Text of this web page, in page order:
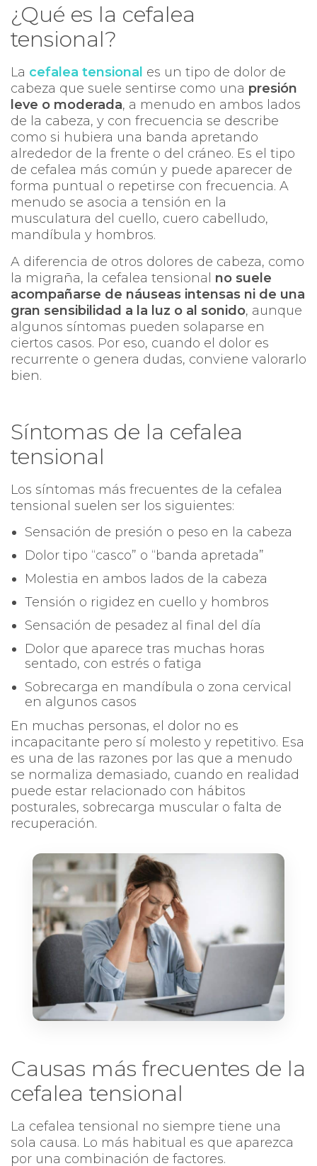
¿Qué es la cefalea
tensional?
La cefalea tensional es un tipo de dolor de
cabeza que suele sentirse como una presión
leve o moderada, a menudo en ambos lados
de la cabeza, y con frecuencia se describe
como si hubiera una banda apretando
alrededor de la frente o del cráneo. Es el tipo
de cefalea más común y puede aparecer de
forma puntual o repetirse con frecuencia. A
menudo se asocia a tensión en la
musculatura del cuello, cuero cabelludo,
mandíbula y hombros.
A diferencia de otros dolores de cabeza, como
la migraña, la cefalea tensional no suele
acompañarse de náuseas intensas ni de una
gran sensibilidad a la luz o al sonido, aunque
algunos síntomas pueden solaparse en
ciertos casos. Por eso, cuando el dolor es
recurrente o genera dudas, conviene valorarlo
bien.
Síntomas de la cefalea
tensional
Los síntomas más frecuentes de la cefalea
tensional suelen ser los siguientes:
Sensación de presión o peso en la cabeza
Dolor tipo “casco” o “banda apretada”
Molestia en ambos lados de la cabeza
Tensión o rigidez en cuello y hombros
Sensación de pesadez al final del día
Dolor que aparece tras muchas horas
sentado, con estrés o fatiga
Sobrecarga en mandíbula o zona cervical
en algunos casos
En muchas personas, el dolor no es
incapacitante pero sí molesto y repetitivo. Esa
es una de las razones por las que a menudo
se normaliza demasiado, cuando en realidad
puede estar relacionado con hábitos
posturales, sobrecarga muscular o falta de
recuperación.
Causas más frecuentes de la
cefalea tensional
La cefalea tensional no siempre tiene una
sola causa. Lo más habitual es que aparezca
por una combinación de factores.